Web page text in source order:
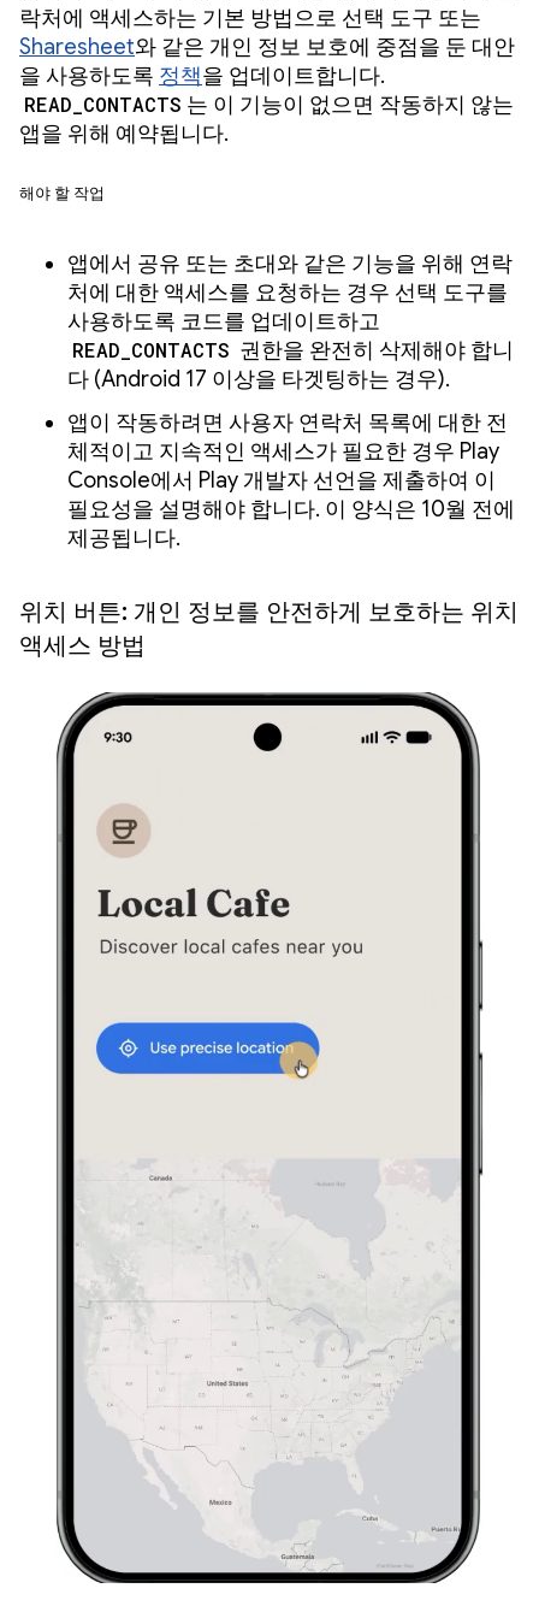
락처에 액세스하는 기본 방법으로 선택 도구 또는
Sharesheet와 같은 개인 정보 보호에 중점을 둔 대안
을 사용하도록 정책을 업데이트합니다.
READ_CONTACTS 는 이 기능이 없으면 작동하지 않는
앱을 위해 예약됩니다.
해야 할 작업
앱에서 공유 또는 초대와 같은 기능을 위해 연락
처에 대한 액세스를 요청하는 경우 선택 도구를
사용하도록 코드를 업데이트하고
READ_CONTACTS 권한을 완전히 삭제해야 합니
다 (Android 17 이상을 타겟팅하는 경우).
앱이 작동하려면 사용자 연락처 목록에 대한 전
체적이고 지속적인 액세스가 필요한 경우 Play
Console에서 Play 개발자 선언을 제출하여 이
필요성을 설명해야 합니다. 이 양식은 10월 전에
제공됩니다.
위치 버튼: 개인 정보를 안전하게 보호하는 위치
액세스 방법